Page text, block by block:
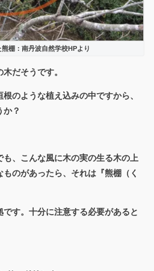
棚：南丹波自然学校HPより
だそうです。
のような植え込みの中ですから、
か？
、こんな風に木の実の生る木の上
のがあったら、それは『熊棚（く
す。十分に注意する必要があると